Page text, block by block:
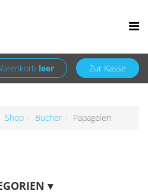
Registrieren
leer Zur Kasse
Shop Bücher Papageien
▾